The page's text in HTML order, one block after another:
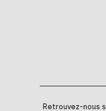
Retrouvez-nous